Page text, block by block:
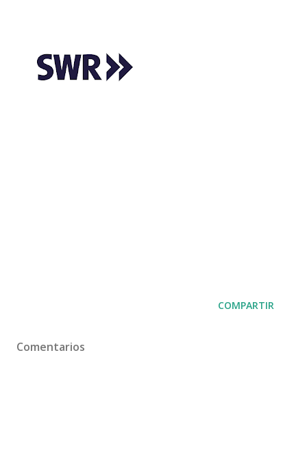
COMPARTIR
Comentarios